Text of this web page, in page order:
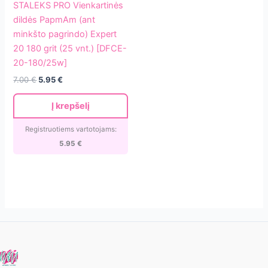
PapmAm
pagrindo)
Expert
180
STALEKS PRO Vienkartinės
dildės PapmAm (ant
minkšto pagrindo) Expert
20 180 grit (25 vnt.) [DFCE-
20-180/25w]
7.00€ Original
7.00 €.
5.95€
5.95 €.
Į krepšelį
Registruotiems vartotojams:
5.95€